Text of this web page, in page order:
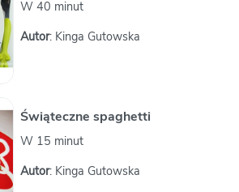
W 40 minut
Autor: Kinga Gutowska
Świąteczne spaghetti
W 15 minut
Autor: Kinga Gutowska